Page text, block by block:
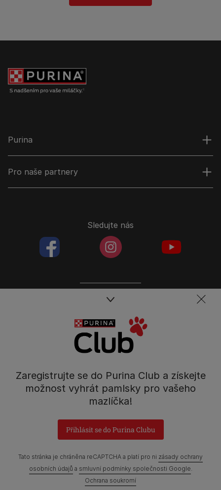
Zaregistrujte se do Purina Club a získejte
možnost vyhrát pamlsky pro vašeho
mazlíčka!
Přihlásit se do Purina Clubu
Tato stránka je chráněna reCAPTCHA a platí pro ni zásady ochrany
osobních údajů a smluvní podmínky společnosti Google.
Ochrana soukromí
Purina
Pro naše partnery
Spojte se s týmem péče o domácí mazlíčky
Tel.: 800 135 135
Mezi Vodami 2035/31,
Praha 4 - Modřany
Sledujte nás
facebookColoredinstagramColored
Prohlášení o přístupnosti Všeobecné podmínky
Marketingové podmínky Ochrana soukromí Soubory Cookies
Zpráva Nestlé o genderových mzdových rozdílech